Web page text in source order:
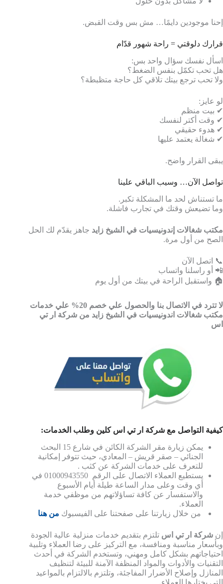
إحنا موجودين دايمًا… مش بس وقت القبض.
قرارك دلوقتي = راحة شهور قدّام
اسأل نفسك سؤال واحد بس:
هل تحب تكمّل بنفس الضغط؟
ولا تحب ترجع بيتك تلاقي كل حاجة متظبطة؟
لو عايز:
✔ بيت منظم
✔ وقت أكتر لنفسك
✔ هدوء حقيقي
✔ شغالة يعتمد عليها
يبقى القرار واضح.
تواصل الآن… وسيب الباقي علينا
ما تستناش لحد ما المشكلة تكبر.
وما تضيعش وقتك في تجارب فاشلة.
مكتب شغالات إندونيسيات في الشيخ زايد جاهز يقدّم لك الحل
الصح من أول مرة.
📞 اتصل الآن
📲 أو راسلنا واتساب
🏠 واستقبل الراحة في بيتك من أول يوم
لا تترد في الاتصال بنا والحصول علي خصم 20% علي خدمات
مكتب شغالات اندونيسيات في الشيخ زايد من شركة ار تي
اس
كيفية التواصل مع شركة ار تي اس كلين وطلب الخدمات:
يمكن زيارة مقر الشركة الكائن في شارع 15 البحث
الجنائي – صقر قريش – المعادي، حيث تتوفر إمكانية
للتعرف على خدمات الشركة عن كثب .
يستطيع العملاء الاتصال على الرقم 01000943550 في
أي وقت وعلى مدار الساعة طيلة أيام الأسبوع
والاستفسار عن كافة تساؤلاتهم من موظفي خدمة
العملاء.
من خلال زيارتنا على صفحتنا على الفيسبوك من هنا
إن شركة ار تي اس تلتزم بتقديم خدمات منزلية عالية الجودة
وبأسعار مناسبة ومنافسة، مع التركيز على رضا العملاء وتلبية
احتياجاتهم بشكل كامل ومهني، وتستخدم الشركة في أحدث
التقنيات والأدوات والمواد المنظفة الآمنة للبيئة لتنظيف
المنازل وإصلاح الأضرار المفاجئة، وتلتزم بالالتزام بالمواعيد
التي يختارها العملاء.